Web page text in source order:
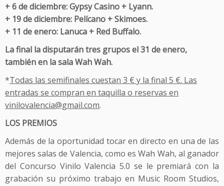
+ 6 de diciembre: Gypsy Casino + Lyann.
+ 19 de diciembre: Pelícano + Skimoes.
+ 11 de enero: Lanuca + Red Buffalo.
La final la disputarán tres grupos el 31 de enero,
también en la sala Wah Wah.
*Todas las semifinales cuestan 3 € y la final 5 €. Las
entradas se compran en taquilla o reservas en
vinilovalencia@gmail.com.
LOS PREMIOS
Además de la oportunidad tocar en directo en una de las
mejores salas de Valencia, como es Wah Wah, al ganador
del Concurso Vinilo Valencia 5.0 se le premiará con la
grabación su próximo trabajo en Music Room Studios,